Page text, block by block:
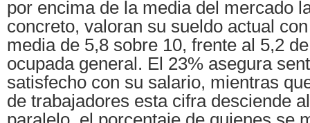
por encima de la media del mercado
concreto, valoran su sueldo actual
media de 5,8 sobre 10, frente al 5,2
ocupada general. El 23% asegura
satisfecho con su salario, mientras
de trabajadores esta cifra desciende